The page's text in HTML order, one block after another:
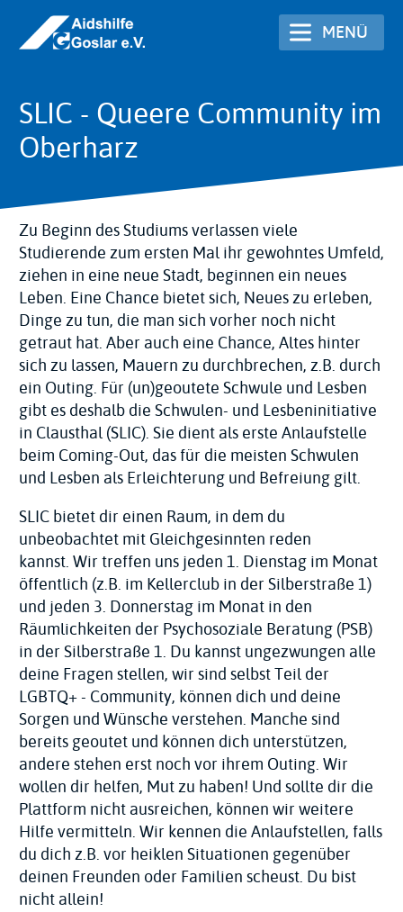
Direkt
zum
MENÜ
SLIC - Queere Community im
Oberharz
Zu Beginn des Studiums verlassen viele
Studierende zum ersten Mal ihr gewohntes Umfeld,
ziehen in eine neue Stadt, beginnen ein neues
Leben. Eine Chance bietet sich, Neues zu erleben,
Dinge zu tun, die man sich vorher noch nicht
getraut hat. Aber auch eine Chance, Altes hinter
sich zu lassen, Mauern zu durchbrechen, z.B. durch
ein Outing. Für (un)geoutete Schwule und Lesben
gibt es deshalb die Schwulen- und Lesbeninitiative
in Clausthal (SLIC). Sie dient als erste Anlaufstelle
beim Coming-Out, das für die meisten Schwulen
und Lesben als Erleichterung und Befreiung gilt.
SLIC bietet dir einen Raum, in dem du
unbeobachtet mit Gleichgesinnten reden
kannst.Wir treffen uns jeden 1. Dienstag im Monat
öffentlich (z.B. im Kellerclub in der Silberstraße 1)
und jeden 3. Donnerstag im Monat in den
Räumlichkeiten der Psychosoziale Beratung (PSB)
in der Silberstraße 1. Du kannst ungezwungen alle
deine Fragen stellen, wir sind selbst Teil der
LGBTQ+ - Community, können dich und deine
Sorgen und Wünsche verstehen. Manche sind
bereits geoutet und können dich unterstützen,
andere stehen erst noch vor ihrem Outing. Wir
wollen dir helfen, Mut zu haben! Und sollte dir die
Plattform nicht ausreichen, können wir weitere
Hilfe vermitteln. Wir kennen die Anlaufstellen, falls
du dich z.B. vor heiklen Situationen gegenüber
deinen Freunden oder Familien scheust. Du bist
nicht allein!